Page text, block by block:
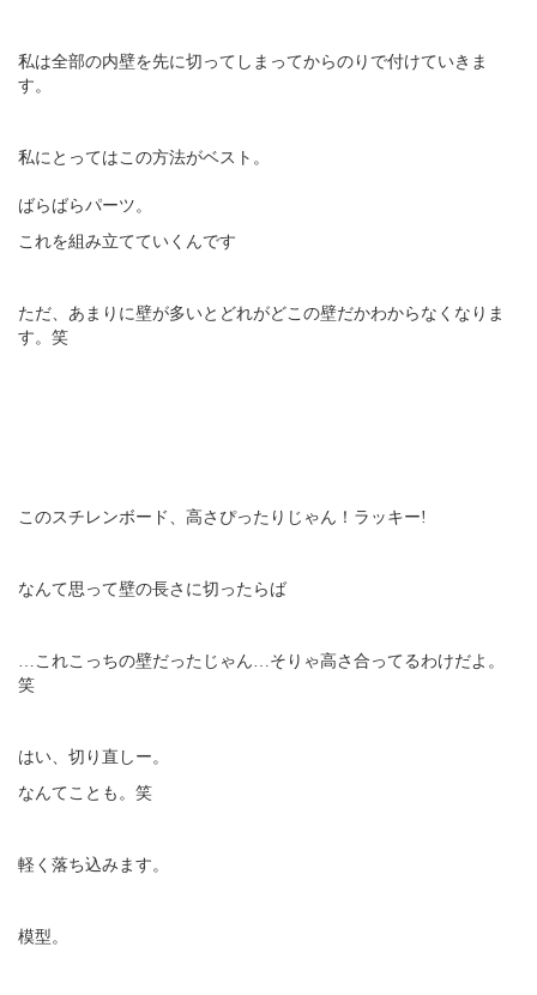
私は全部の内壁を先に切ってしまってからのりで付けていきま
す。
私にとってはこの方法がベスト。
ばらばらパーツ。
これを組み立てていくんです
ただ、あまりに壁が多いとどれがどこの壁だかわからなくなりま
す。笑
このスチレンボード、高さぴったりじゃん！ラッキー!
なんて思って壁の長さに切ったらば
…これこっちの壁だったじゃん…そりゃ高さ合ってるわけだよ。
笑
はい、切り直しー。
なんてことも。笑
軽く落ち込みます。
模型。